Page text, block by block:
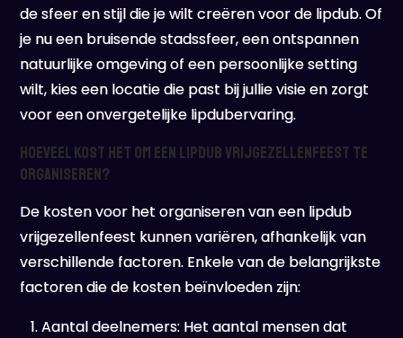
de sfeer en stijl die je wilt creëren voor de lipdub. Of
je nu een bruisende stadssfeer, een ontspannen
natuurlijke omgeving of een persoonlijke setting
wilt, kies een locatie die past bij jullie visie en zorgt
voor een onvergetelijke lipdubervaring.
Hoeveel kost het om een lipdub vrijgezellenfeest te
organiseren?
De kosten voor het organiseren van een lipdub
vrijgezellenfeest kunnen variëren, afhankelijk van
verschillende factoren. Enkele van de belangrijkste
factoren die de kosten beïnvloeden zijn:
Aantal deelnemers: Het aantal mensen dat